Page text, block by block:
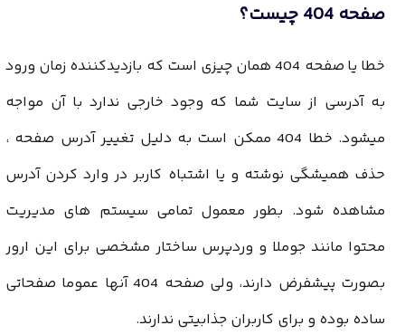
صفحه 404 چیست؟
خطا یا صفحه 404 همان چیزی است که بازدیدکننده زمان ورود
به آدرسی از سایت شما که وجود خارجی ندارد با آن مواجه
میشود. خطا 404 ممکن است به دلیل تغییر آدرس صفحه ،
حذف همیشگی نوشته و یا اشتباه کاربر در وارد کردن آدرس
مشاهده شود. بطور معمول تمامی سیستم های مدیریت
محتوا مانند جوملا و وردپرس ساختار مشخصی برای این ارور
بصورت پیشفرض دارند، ولی صفحه 404 آنها عموما صفحاتی
ساده بوده و برای کاربران جذابیتی ندارند.